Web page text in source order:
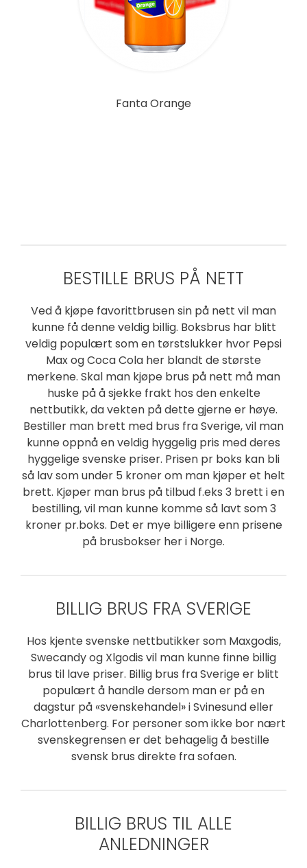
Fanta Orange
BESTILLE BRUS PÅ NETT
Ved å kjøpe favorittbrusen sin på nett vil man
kunne få denne veldig billig. Boksbrus har blitt
veldig populært som en tørstslukker hvor Pepsi
Max og Coca Cola her blandt de største
merkene. Skal man kjøpe brus på nett må man
huske på å sjekke frakt hos den enkelte
nettbutikk, da vekten på dette gjerne er høye.
Bestiller man brett med brus fra Sverige, vil man
kunne oppnå en veldig hyggelig pris med deres
hyggelige svenske priser. Prisen pr boks kan bli
så lav som under 5 kroner om man kjøper et helt
brett. Kjøper man brus på tilbud f.eks 3 brett i en
bestilling, vil man kunne komme så lavt som 3
kroner pr.boks. Det er mye billigere enn prisene
på brusbokser her i Norge.
BILLIG BRUS FRA SVERIGE
Hos kjente svenske nettbutikker som Maxgodis,
Swecandy og Xlgodis vil man kunne finne billig
brus til lave priser. Billig brus fra Sverige er blitt
populært å handle dersom man er på en
dagstur på «svenskehandel» i Svinesund eller
Charlottenberg. For personer som ikke bor nært
svenskegrensen er det behagelig å bestille
svensk brus direkte fra sofaen.
BILLIG BRUS TIL ALLE
ANLEDNINGER